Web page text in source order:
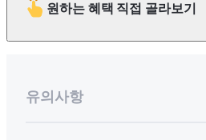
원하는 혜택 직접 골라보기
유의사항